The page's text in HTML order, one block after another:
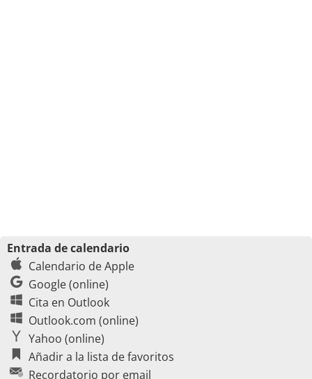
Entrada de calendario
Calendario de Apple
Google (online)
Cita en Outlook
Outlook.com (online)
Yahoo (online)
Añadir a la lista de favoritos
Recordatorio por email